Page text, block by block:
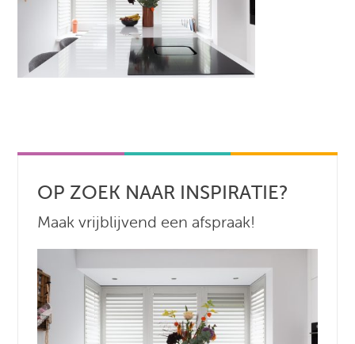
OP ZOEK NAAR INSPIRATIE?
Maak vrijblijvend een afspraak!